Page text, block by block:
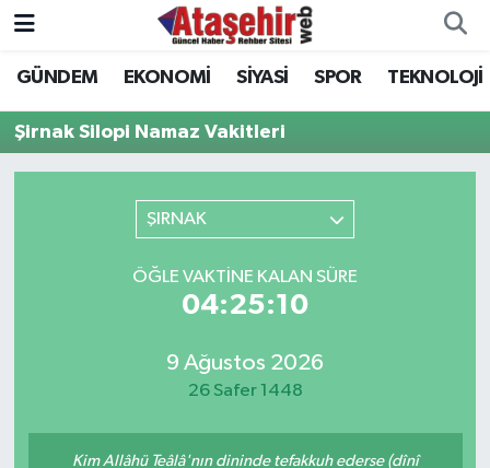
GÜNDEM EKONOMİ SİYASİ SPOR TEKNOLOJİ
Şirnak Silopi Namaz Vakitleri
ŞIRNAK
ÖĞLE VAKTINE KALAN SÜRE
04:25:10
9 Ağustos 2026
26 Safer 1448
Kim Allâhü Teâlâ'nın dininde tefakkuh ederse (dînî
Hava Durumu
Trafik Durumu
Son Dakika Haberleri